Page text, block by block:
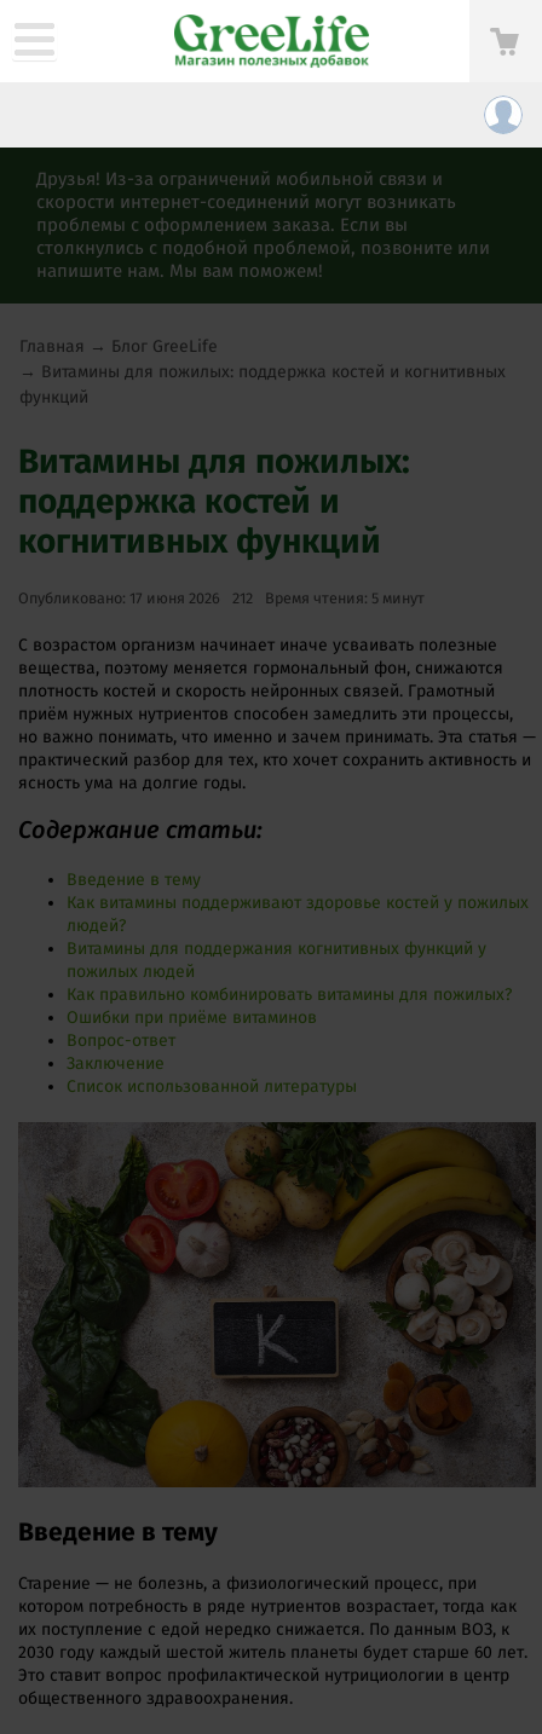
Друзья! Из-за ограничений мобильной связи и
скорости интернет-соединений могут возникать
проблемы с оформлением заказа. Если вы
столкнулись с подобной проблемой, позвоните или
напишите нам. Мы вам поможем!
Главная → Блог GreeLife
→ Витамины для пожилых: поддержка костей и когнитивных
функций
Витамины для пожилых:
поддержка костей и
когнитивных функций
Опубликовано: 17 июня 2026 212 Время чтения: 5 минут
С возрастом организм начинает иначе усваивать полезные
вещества, поэтому меняется гормональный фон, снижаются
плотность костей и скорость нейронных связей. Грамотный
приём нужных нутриентов способен замедлить эти процессы,
но важно понимать, что именно и зачем принимать. Эта статья —
практический разбор для тех, кто хочет сохранить активность и
ясность ума на долгие годы.
Содержание статьи:
Введение в тему
Как витамины поддерживают здоровье костей у пожилых
людей?
Витамины для поддержания когнитивных функций у
пожилых людей
Как правильно комбинировать витамины для пожилых?
Ошибки при приёме витаминов
Вопрос-ответ
Заключение
Список использованной литературы
Введение в тему
Старение — не болезнь, а физиологический процесс, при
котором потребность в ряде нутриентов возрастает, тогда как
их поступление с едой нередко снижается. По данным ВОЗ, к
2030 году каждый шестой житель планеты будет старше 60 лет.
Это ставит вопрос профилактической нутрициологии в центр
общественного здравоохранения.